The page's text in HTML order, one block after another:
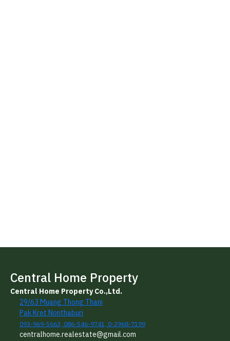
Central Home Property
Central Home Property Co.,Ltd.
29/63 Muang Thong Thani
Pak Kret Nonthaburi
093-969-5663, 086-546-9741, 0-2968-7199
centralhome.realestate@gmail.com